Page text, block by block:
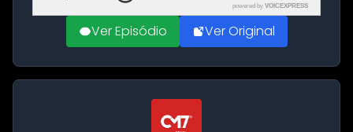
powered by VOICEXPRESS
Ver Episódio Ver Original